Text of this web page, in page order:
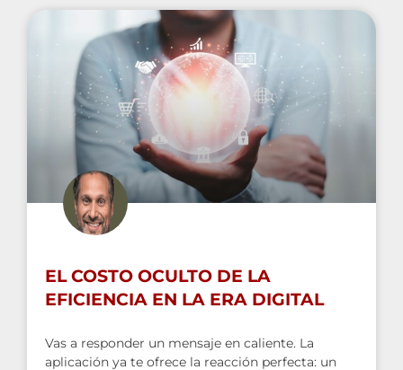
EL COSTO OCULTO DE LA
EFICIENCIA EN LA ERA DIGITAL
Vas a responder un mensaje en caliente. La
aplicación ya te ofrece la reacción perfecta: un